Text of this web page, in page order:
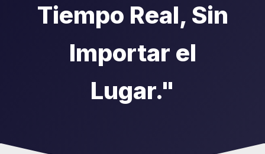
Tiempo Real, Sin
Importar el
Lugar."